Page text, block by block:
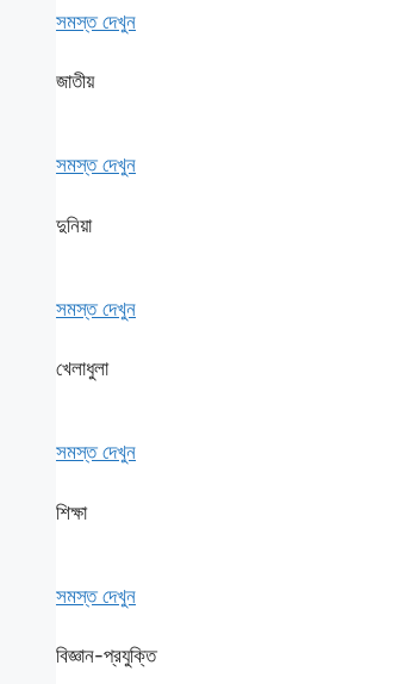
সমস্ত দেখুন
জাতীয়
সমস্ত দেখুন
দুনিয়া
সমস্ত দেখুন
খেলাধুলা
সমস্ত দেখুন
শিক্ষা
সমস্ত দেখুন
বিজ্ঞান-প্রযুক্তি